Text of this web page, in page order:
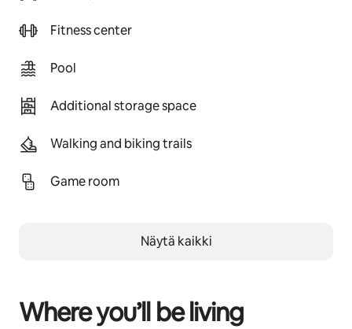
Fitness center
Pool
Additional storage space
Walking and biking trails
Game room
Näytä kaikki
Where you’ll be living